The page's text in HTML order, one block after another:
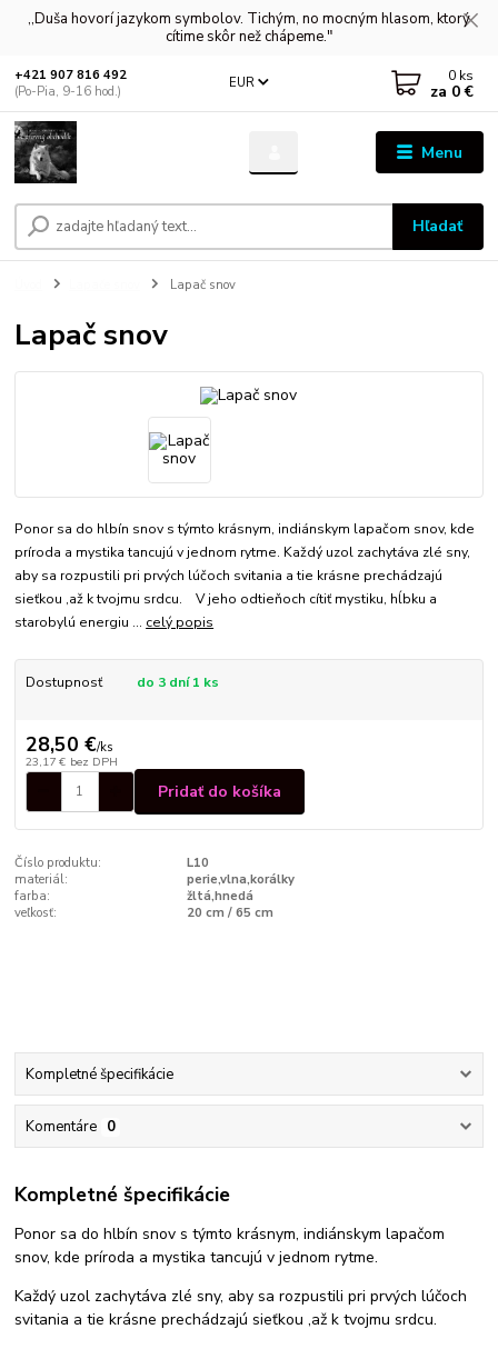
,,Duša hovorí jazykom symbolov. Tichým, no mocným hlasom, ktorý
cítime skôr než chápeme."
Menu
EUR
Hľadať
+421 907 816 492
(Po-Pia, 9-16 hod.)
0 ks
za 0 €
Lapač snov
Lapač snov
Ponor sa do hlbín snov s týmto krásnym, indiánskym lapačom snov, kde
príroda a mystika tancujú v jednom rytme. Každý uzol zachytáva zlé sny,
aby sa rozpustili pri prvých lúčoch svitania a tie krásne prechádzajú
sieťkou ,až k tvojmu srdcu. V jeho odtieňoch cítiť mystiku, hĺbku a
starobylú energiu ... celý popis
Dostupnosť do 3 dní 1 ks
28,50 €/ks
23,17 € bez DPH
Pridať do košíka
Číslo produktu:
L10
materiál:
perie,vlna,korálky
farba:
žltá,hnedá
veľkosť:
20 cm / 65 cm
Kompletné špecifikácie
Komentáre 0
Kompletné špecifikácie
Ponor sa do hlbín snov s týmto krásnym, indiánskym lapačom
snov, kde príroda a mystika tancujú v jednom rytme.
Každý uzol zachytáva zlé sny, aby sa rozpustili pri prvých lúčoch
svitania a tie krásne prechádzajú sieťkou ,až k tvojmu srdcu.